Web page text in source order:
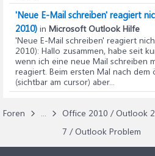
'Neue E-Mail schreiben' reagiert
2010) in Microsoft Outlook Hilfe
'Neue E-Mail schreiben' reagiert
2010): Hallo zusammen, habe seit
wenn ich eine neue Mail schreiben
reagiert. Beim ersten Mal nach
(sichtbar am cursor) aber...
Foren ...
Office 2010 / Outlook
7 / Outlook Problem